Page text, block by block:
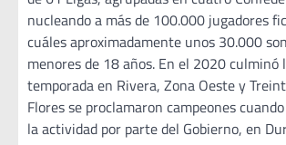
nucleando a más de 100.000 jugadores
cuáles aproximadamente unos 30.000
menores de 18 años. En el 2020 culminó
temporada en Rivera, Zona Oeste y
Flores se proclamaron campeones
la actividad por parte del Gobierno, en